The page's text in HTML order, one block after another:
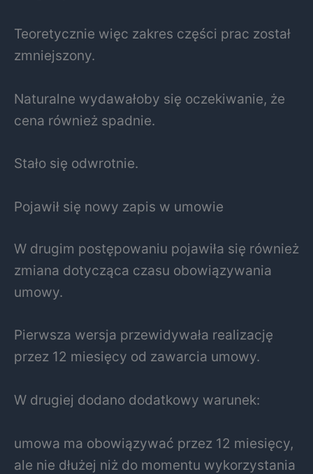
Teoretycznie więc zakres części prac został
zmniejszony.
Naturalne wydawałoby się oczekiwanie, że
cena również spadnie.
Stało się odwrotnie.
Pojawił się nowy zapis w umowie
W drugim postępowaniu pojawiła się również
zmiana dotycząca czasu obowiązywania
umowy.
Pierwsza wersja przewidywała realizację
przez 12 miesięcy od zawarcia umowy.
W drugiej dodano dodatkowy warunek:
umowa ma obowiązywać przez 12 miesięcy,
ale nie dłużej niż do momentu wykorzystania